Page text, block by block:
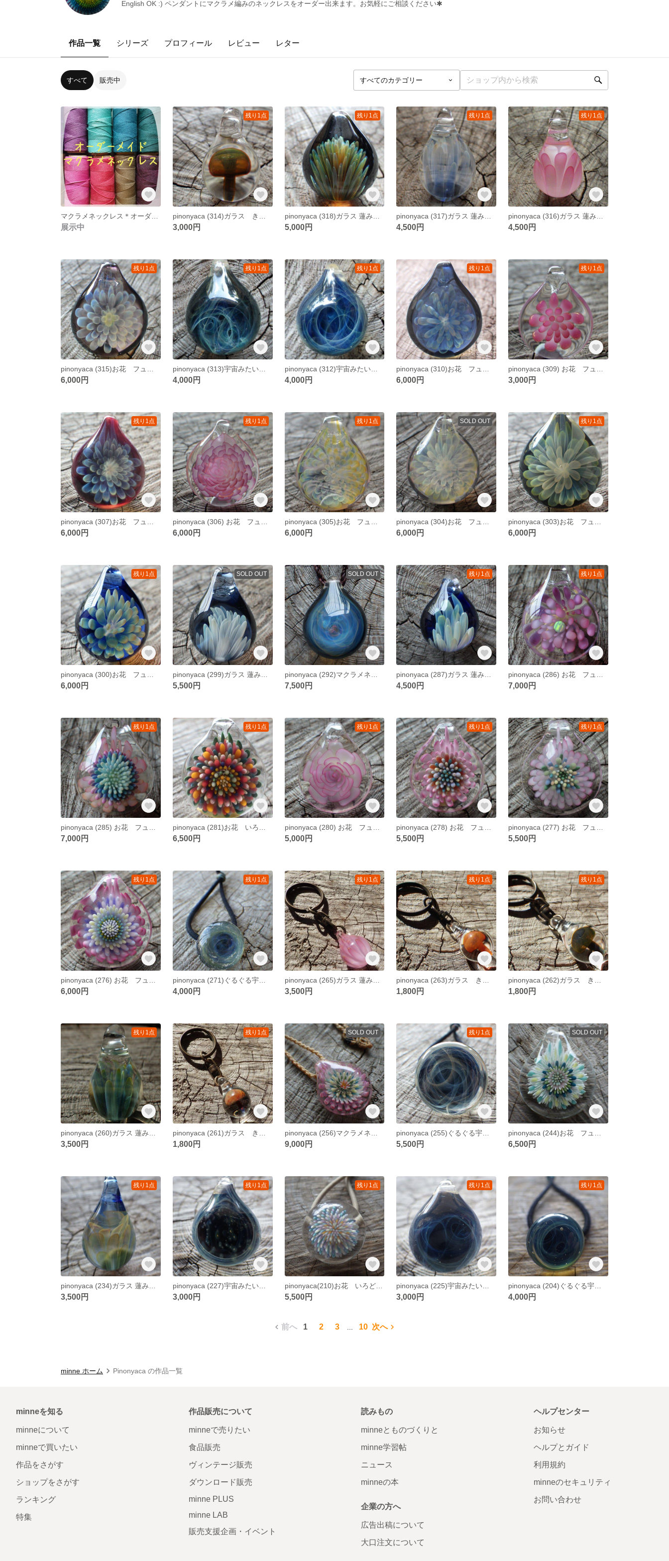
English OK :) ペンダントにマクラメ編みのネックレスをオーダー出来ます。お気軽にご相談ください✱
作品一覧 シリーズ プロフィール レビュー レター
すべて 販売中
展示中
残り1点
3,000円
残り1点
5,000円
残り1点
4,500円
残り1点
4,500円
残り1点
6,000円
残り1点
4,000円
残り1点
4,000円
残り1点
6,000円
残り1点
3,000円
残り1点
6,000円
残り1点
6,000円
残り1点
6,000円
SOLD OUT
6,000円
残り1点
6,000円
残り1点
6,000円
SOLD OUT
5,500円
SOLD OUT
7,500円
残り1点
4,500円
残り1点
7,000円
残り1点
7,000円
残り1点
6,500円
残り1点
5,000円
残り1点
5,500円
残り1点
5,500円
残り1点
6,000円
残り1点
4,000円
残り1点
3,500円
残り1点
1,800円
残り1点
1,800円
残り1点
3,500円
残り1点
1,800円
SOLD OUT
9,000円
残り1点
5,500円
SOLD OUT
6,500円
残り1点
3,500円
残り1点
3,000円
残り1点
pinonyaca(210)お花 いろどり ガラスヘアゴム
5,500円
残り1点
3,000円
残り1点
4,000円
前へ 1 2 3 10 次へ
minne ホーム Pinonyaca の作品一覧
minneを知る
minneについて
minneで買いたい
作品をさがす
ショップをさがす
ランキング
特集
作品販売について
minneで売りたい
食品販売
ヴィンテージ販売
ダウンロード販売
minne PLUS
minne LAB
販売支援企画・イベント
読みもの
minneとものづくりと
minne学習帖
ニュース
minneの本
企業の方へ
広告出稿について
大口注文について
ヘルプセンター
お知らせ
ヘルプとガイド
利用規約
minneのセキュリティ
お問い合わせ